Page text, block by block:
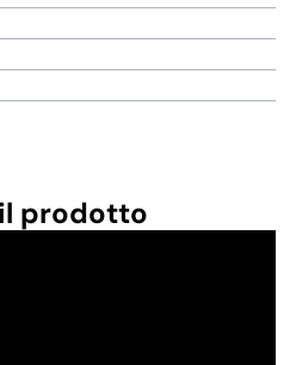
prodotto